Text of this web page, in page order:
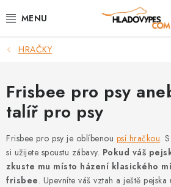
na
POTŘEBY PRO PSY
TAMI PŘEPRAVNÍ BOXY
SPORT SE PSEM
BACK ON TRACK
FAQ
HRAČKY
Frisbee pro psy
talíř pro psy
Frisbee pro psy je oblíbenou psí hračkou.
si užijete spoustu zábavy. Pokud váš
zkuste mu místo házení klasického
frisbee. Upevníte váš vztah a ještě pejska